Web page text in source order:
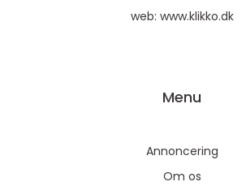
web: www.klikko.dk
Menu
Annoncering
Om os